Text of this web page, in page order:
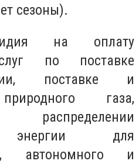
сезоны).
на оплату
по поставке
поставке и
газа,
энергии для
автономного и